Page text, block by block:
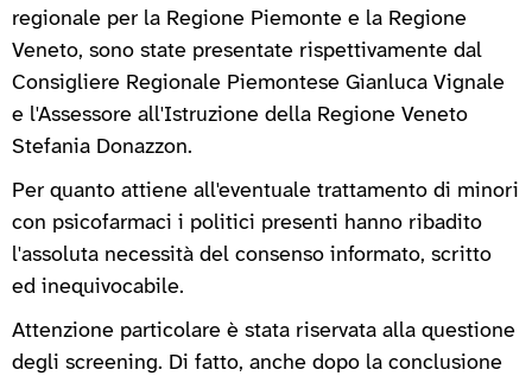
regionale per la Regione Piemonte e la Regione
Veneto, sono state presentate rispettivamente dal
Consigliere Regionale Piemontese Gianluca Vignale
e l'Assessore all'Istruzione della Regione Veneto
Stefania Donazzon.
Per quanto attiene all'eventuale trattamento di minori
con psicofarmaci i politici presenti hanno ribadito
l'assoluta necessità del consenso informato, scritto
ed inequivocabile.
Attenzione particolare è stata riservata alla questione
degli screening. Di fatto, anche dopo la conclusione